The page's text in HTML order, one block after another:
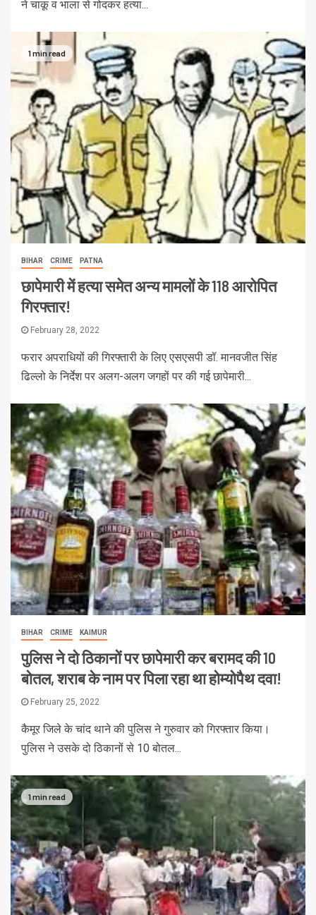
ने चाकू व भाला से गोदकर हत्या...
1 min read
BIHAR CRIME PATNA
छापेमारी में हत्या समेत अन्य मामलों के 118 आरोपित
गिरफ्तार!
February 28, 2022
फरार अपराधियों की गिरफ्तारी के लिए एसएसपी डॉ. मानवजीत सिंह
ढिल्लो के निर्देश पर अलग-अलग जगहों पर की गई छापेमारी...
BIHAR CRIME KAIMUR
पुलिस ने दो ठिकानों पर छापेमारी कर बरामद की 10
बोतल, शराब के नाम पर पिला रहा था होम्योपैथ दवा!
February 25, 2022
कैमूर जिले के चांद थाने की पुलिस ने गुरुवार को गिरफ्तार किया।
पुलिस ने उसके दो ठिकानों से 10 बोतल...
1 min read